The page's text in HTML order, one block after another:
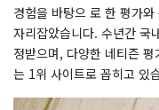
경험을 바탕으 로 한 평가
자리잡았습니다. 수년간 국
정받으며, 다양한 네티즌
는 1위 사이트로 꼽히고 있